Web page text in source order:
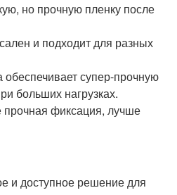
но прочную пленку после
и подходит для разных
супер-прочную
больших нагрузках.
фиксация, лучше
и доступное решение для